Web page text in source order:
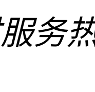
务